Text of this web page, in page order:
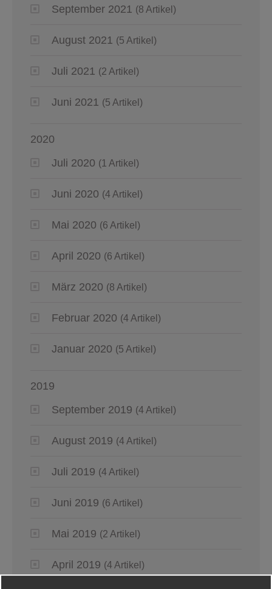
September 2021 (8 Artikel)
August 2021 (5 Artikel)
Juli 2021 (2 Artikel)
Juni 2021 (5 Artikel)
2020
Juli 2020 (1 Artikel)
Juni 2020 (4 Artikel)
Mai 2020 (6 Artikel)
April 2020 (6 Artikel)
März 2020 (8 Artikel)
Februar 2020 (4 Artikel)
Januar 2020 (5 Artikel)
2019
September 2019 (4 Artikel)
August 2019 (4 Artikel)
Juli 2019 (4 Artikel)
Juni 2019 (6 Artikel)
Mai 2019 (2 Artikel)
April 2019 (4 Artikel)